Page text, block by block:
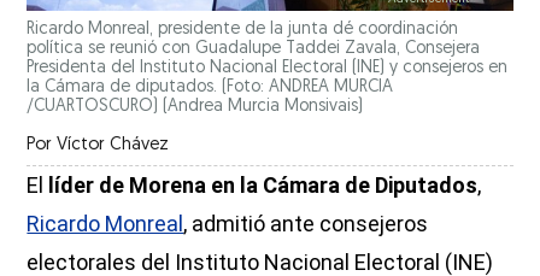
Ricardo Monreal, presidente de la junta dé coordinación
política se reunió con Guadalupe Taddei Zavala, Consejera
Presidenta del Instituto Nacional Electoral (INE) y consejeros en
la Cámara de diputados. (Foto: ANDREA MURCIA
/CUARTOSCURO)
(Andrea Murcia Monsivais)
Por Víctor Chávez
El líder de Morena en la Cámara de Diputados,
Ricardo Monreal, admitió ante consejeros
electorales del Instituto Nacional Electoral (INE)